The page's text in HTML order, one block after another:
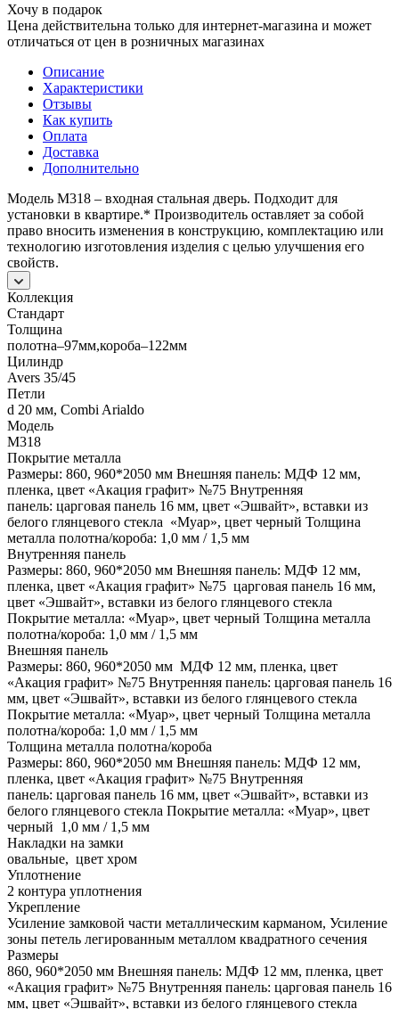
Хочу в подарок
Цена действительна только для интернет-магазина и может
отличаться от цен в розничных магазинах
Описание
Характеристики
Отзывы
Как купить
Оплата
Доставка
Дополнительно
Модель М318 – входная стальная дверь. Подходит для
установки в квартире.* Производитель оставляет за собой
право вносить изменения в конструкцию, комплектацию или
технологию изготовления изделия с целью улучшения его
свойств.
Коллекция
Стандарт
Толщина
полотна–97мм,короба–122мм
Цилиндр
Avers 35/45
Петли
d 20 мм, Combi Arialdo
Модель
М318
Покрытие металла
Размеры: 860, 960*2050 мм Внешняя панель: МДФ 12 мм,
пленка, цвет «Акация графит» №75 Внутренняя
панель: царговая панель 16 мм, цвет «Эшвайт», вставки из
белого глянцевого стекла «Муар», цвет черный Толщина
металла полотна/короба: 1,0 мм / 1,5 мм
Внутренняя панель
Размеры: 860, 960*2050 мм Внешняя панель: МДФ 12 мм,
пленка, цвет «Акация графит» №75 царговая панель 16 мм,
цвет «Эшвайт», вставки из белого глянцевого стекла
Покрытие металла: «Муар», цвет черный Толщина металла
полотна/короба: 1,0 мм / 1,5 мм
Внешняя панель
Размеры: 860, 960*2050 мм МДФ 12 мм, пленка, цвет
«Акация графит» №75 Внутренняя панель: царговая панель 16
мм, цвет «Эшвайт», вставки из белого глянцевого стекла
Покрытие металла: «Муар», цвет черный Толщина металла
полотна/короба: 1,0 мм / 1,5 мм
Толщина металла полотна/короба
Размеры: 860, 960*2050 мм Внешняя панель: МДФ 12 мм,
пленка, цвет «Акация графит» №75 Внутренняя
панель: царговая панель 16 мм, цвет «Эшвайт», вставки из
белого глянцевого стекла Покрытие металла: «Муар», цвет
черный 1,0 мм / 1,5 мм
Накладки на замки
овальные, цвет хром
Уплотнение
2 контура уплотнения
Укрепление
Усиление замковой части металлическим карманом, Усиление
зоны петель легированным металлом квадратного сечения
Размеры
860, 960*2050 мм Внешняя панель: МДФ 12 мм, пленка, цвет
«Акация графит» №75 Внутренняя панель: царговая панель 16
мм, цвет «Эшвайт», вставки из белого глянцевого стекла